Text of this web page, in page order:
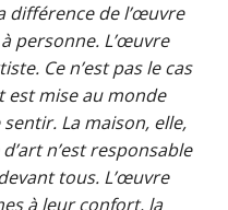
différence de l’œuvre
personne. L’œuvre
Ce n’est pas le cas
est mise au monde
sentir. La maison, elle,
n’est responsable
tous. L’œuvre
à leur confort, la